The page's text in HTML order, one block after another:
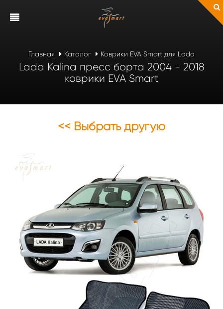
Главная Каталог Коврики EVA Smart для Lada
Lada Kalina пресс борта 2004 - 2018
коврики EVA Smart
<< Выбрать другую